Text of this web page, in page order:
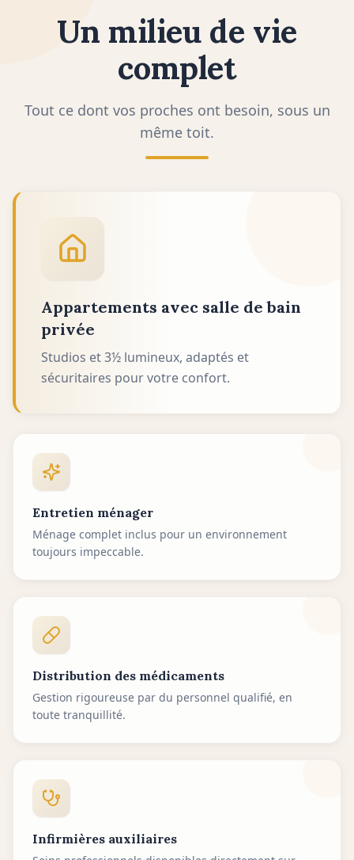
Un milieu de vie
complet
Tout ce dont vos proches ont besoin, sous un
même toit.
Appartements avec salle de bain
privée
Studios et 3½ lumineux, adaptés et
sécuritaires pour votre confort.
Entretien ménager
Ménage complet inclus pour un environnement
toujours impeccable.
Distribution des médicaments
Gestion rigoureuse par du personnel qualifié, en
toute tranquillité.
Infirmières auxiliaires